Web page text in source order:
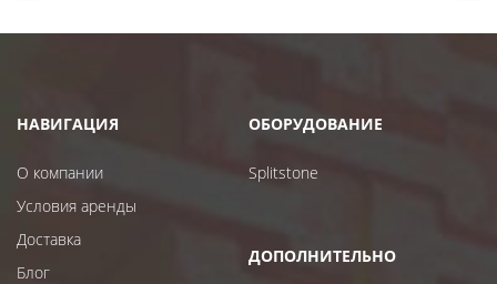
НАВИГАЦИЯ
О компании
Условия аренды
Доставка
Блог
ОБОРУДОВАНИЕ
Splitstone
ДОПОЛНИТЕЛЬНО